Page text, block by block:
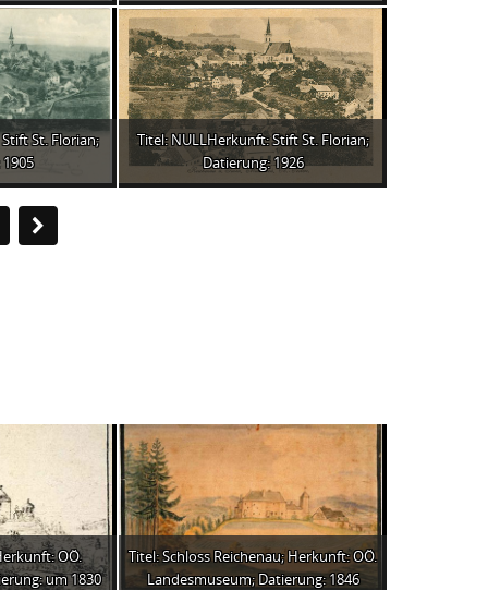
St. Florian;
Titel: NULLHerkunft: Stift St. Florian;
Datierung: 1926
OÖ.
um 1830
Titel: Schloss Reichenau; Herkunft: OÖ.
Landesmuseum; Datierung: 1846